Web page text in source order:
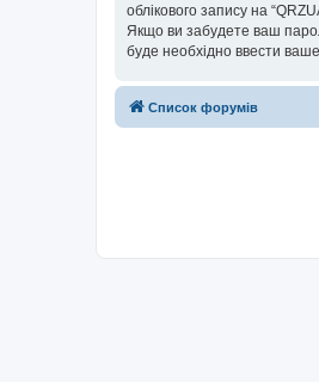
облікового запису на
Якщо ви забудете ваш
буде необхідно ввести
Список форумів